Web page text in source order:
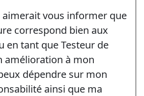
aimerait vous informer que
correspond bien aux
en tant que Testeur de
amélioration à mon
dépendre sur mon
ainsi que ma